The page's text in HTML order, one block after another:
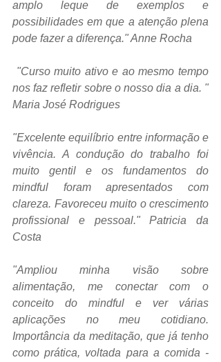
amplo leque de exemplos e
possibilidades em que a atenção plena
pode fazer a diferença." Anne Rocha
nos faz refletir sobre o nosso dia a dia. "
Maria José Rodrigues
"Excelente equilíbrio entre informação e
vivência. A condução do trabalho foi
muito gentil e os fundamentos do
mindful foram apresentados com
clareza. Favoreceu muito o crescimento
profissional e pessoal." Patricia da
Costa
"Ampliou minha visão sobre
alimentação, me conectar com o
conceito do mindful e ver várias
aplicações no meu cotidiano.
Importância da meditação, que já tenho
como prática, voltada para a comida -